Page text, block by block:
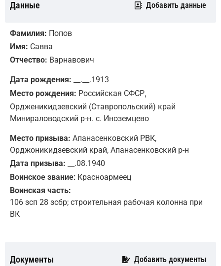
Данные Добавить данные
Фамилия: Попов
Имя: Савва
Отчество: Варнавович
Дата рождения: __.__.1913
Место рождения: Российская СФСР,
Ордженикидзевский (Ставропольский) край
Минираловодский р-н. с. Иноземцево
Место призыва: Апанасенковский РВК,
Орджоникидзевский край, Апанасенковский р-н
Дата призыва: __.08.1940
Воинское звание: Красноармеец
Воинская часть:
106 зсп 28 зсбр; строительная рабочая колонна при
ВК
Документы Добавить документы